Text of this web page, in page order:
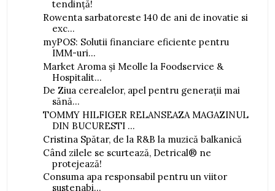
tendință!
Rowenta sarbatoreste 140 de ani de inovatie si
exc...
myPOS: Solutii financiare eficiente pentru
IMM-uri...
Market Aroma și Meolle la Foodservice &
Hospitalit...
De Ziua cerealelor, apel pentru generații mai
sănă...
TOMMY HILFIGER RELANSEAZA MAGAZINUL
DIN BUCURESTI ...
Cristina Spătar, de la R&B la muzică balkanică
Când zilele se scurtează, Detrical® ne
protejează!
Consuma apa responsabil pentru un viitor
sustenabi...